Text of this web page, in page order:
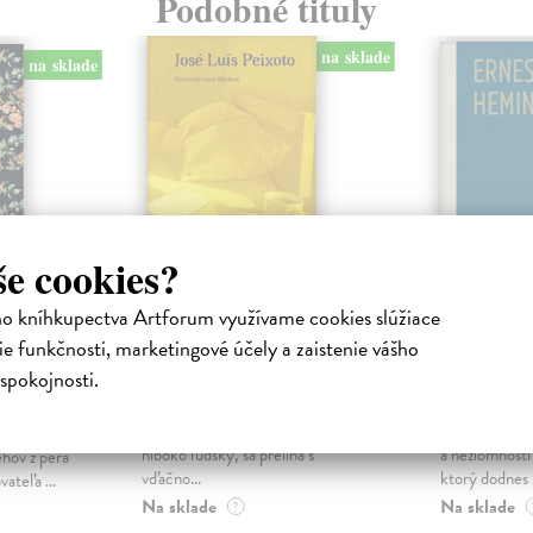
cookies?
kníhkupectva Artforum využívame cookies slúžiace
funkčnosti, marketingové účely a zaistenie vášho
na sklade
a
z pera
...
na sklade
Zomrel si mi
hlboko ľudský, sa prelína s
vďačno...
Na sklade ?
Starec
Nadčasový,
a
ktorý dodnes
Na sklade